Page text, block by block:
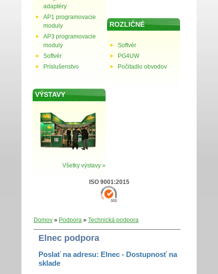
adaptéry
AP1 programovacie
moduly
AP3 programovacie
moduly
Softvér
Príslušenstvo
ROZLIČNÉ
Softvér
PG4UW
Počitadlo obvodov
VÝSTAVY
Všetky výstavy »
ISO 9001:2015
Domov » Podpora » Technická podpora
Elnec podpora
Poslať na adresu: Elnec - Dostupnosť na
sklade